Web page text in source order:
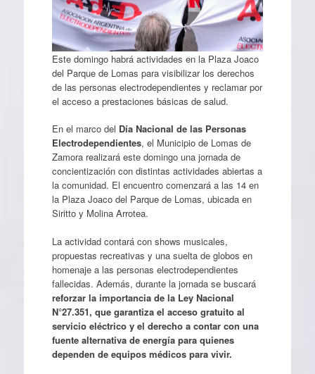
Este domingo habrá actividades en la Plaza Joaco
del Parque de Lomas para visibilizar los derechos
de las personas electrodependientes y reclamar por
el acceso a prestaciones básicas de salud.
En el marco del Día Nacional de las Personas
Electrodependientes, el Municipio de Lomas de
Zamora realizará este domingo una jornada de
concientización con distintas actividades abiertas a
la comunidad. El encuentro comenzará a las 14 en
la Plaza Joaco del Parque de Lomas, ubicada en
Siritto y Molina Arrotea.
La actividad contará con shows musicales,
propuestas recreativas y una suelta de globos en
homenaje a las personas electrodependientes
fallecidas. Además, durante la jornada se buscará
reforzar la importancia de la Ley Nacional
N°27.351, que garantiza el acceso gratuito al
servicio eléctrico y el derecho a contar con una
fuente alternativa de energía para quienes
dependen de equipos médicos para vivir.